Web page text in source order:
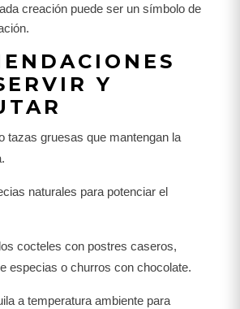
creación puede ser un símbolo de
Y
tazas gruesas que mantengan la
naturales para potenciar el
cocteles con postres caseros,
especias o churros con chocolate.
a temperatura ambiente para